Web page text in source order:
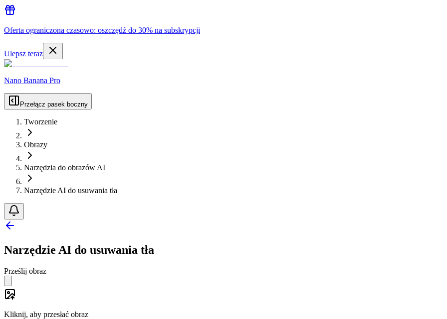
Oferta ograniczona czasowo: oszczędź do 30% na subskrypcji
Ulepsz teraz
Nano Banana Pro
Przełącz pasek boczny
Tworzenie
Obrazy
Narzędzia do obrazów AI
Narzędzie AI do usuwania tła
Narzędzie AI do usuwania tła
Prześlij obraz
Kliknij, aby przesłać obraz